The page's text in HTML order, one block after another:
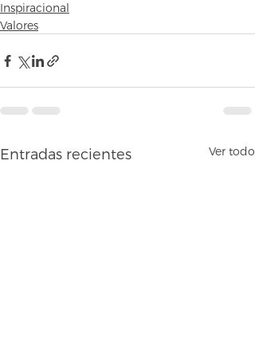
Inspiracional
Valores
Entradas recientes Ver todo